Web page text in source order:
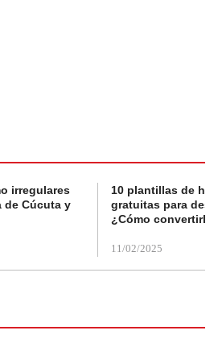
irregulares
de Cúcuta y
10 plantillas de
gratuitas para
¿Cómo convertirla
11/02/2025